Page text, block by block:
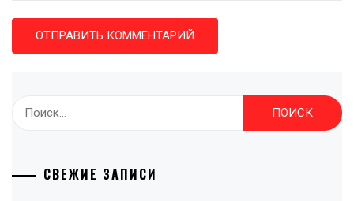
СВЕЖИЕ ЗАПИСИ